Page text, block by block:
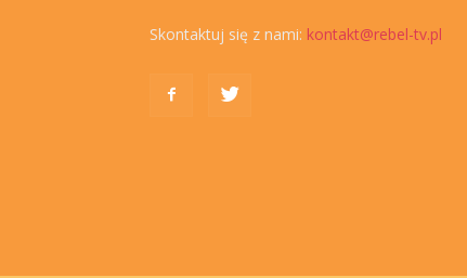
Skontaktuj się z nami: kontakt@rebel-tv.pl